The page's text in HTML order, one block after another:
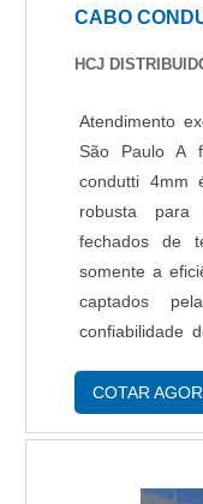
CABO
HCJ
Atendimento
São Paulo A
condutti 4mm
robusta
fechados de
somente a
captados
confiabilidade
COTAR